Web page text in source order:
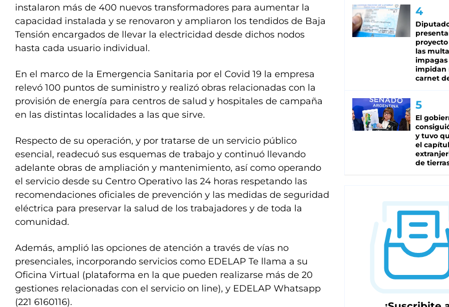
instalaron más de 400 nuevos transformadores para aumentar la
capacidad instalada y se renovaron y ampliaron los tendidos de Baja
Tensión encargados de llevar la electricidad desde dichos nodos
hasta cada usuario individual.
En el marco de la Emergencia Sanitaria por el Covid 19 la empresa
relevó 100 puntos de suministro y realizó obras relacionadas con la
provisión de energía para centros de salud y hospitales de campaña
en las distintas localidades a las que sirve.
Respecto de su operación, y por tratarse de un servicio público
esencial, readecuó sus esquemas de trabajo y continuó llevando
adelante obras de ampliación y mantenimiento, así como operando
el servicio desde su Centro Operativo las 24 horas respetando las
recomendaciones oficiales de prevención y las medidas de seguridad
eléctrica para preservar la salud de los trabajadores y de toda la
comunidad.
Además, amplió las opciones de atención a través de vías no
presenciales, incorporando servicios como EDELAP Te llama a su
Oficina Virtual (plataforma en la que pueden realizarse más de 20
gestiones relacionadas con el servicio on line), y EDELAP Whatsapp
(221 6160116).
las
impagas
impidan
carnet
El
y tuvo
el
de